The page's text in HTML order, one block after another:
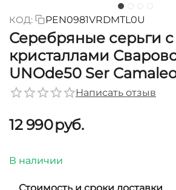
КОД: PEN0981VRDMTL0U
Серебряные серьги с
кристаллами
UNOde50 Ser
Написать отзыв
12 990руб.
В наличии